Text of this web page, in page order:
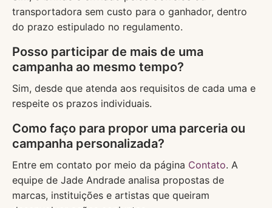
transportadora sem custo para o ganhador, dentro
do prazo estipulado no regulamento.
Posso participar de mais de uma
campanha ao mesmo tempo?
Sim, desde que atenda aos requisitos de cada uma e
respeite os prazos individuais.
Como faço para propor uma parceria ou
campanha personalizada?
Entre em contato por meio da página Contato. A
equipe de Jade Andrade analisa propostas de
marcas, instituições e artistas que queiram